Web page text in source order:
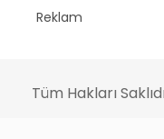
Reklam
Tüm Hakları